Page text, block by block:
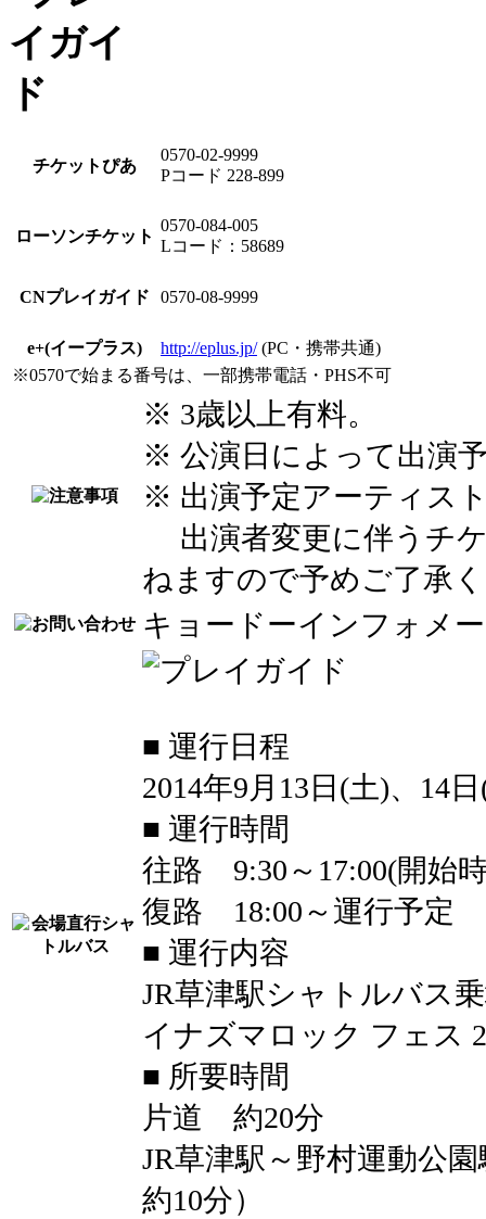
チケットぴあ
0570-02-9999
Pコード 228-899
ローソンチケット
0570-084-005
Lコード：58689
CNプレイガイド 0570-08-9999
e+(イープラス) http://eplus.jp/(PC・携帯共通)
※0570で始まる番号は、一部携帯電話・PHS不可
※ 3歳以上有料。
※ 公演日によって出演
※ 出演予定アーティス
出演者変更に伴うチ
ねますので予めご了承
キョードーインフォメ
■ 運行日程
2014年9月13日(土)、14
■ 運行時間
往路 9:30～17:00(開始
復路 18:00～運行予定
■ 運行内容
JR草津駅シャトルバス
イナズマロック フェス
■ 所要時間
片道 約20分
JR草津駅～野村運動公
約10分）